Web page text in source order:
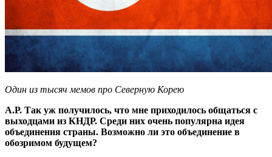
Один из тысяч мемов про Северную Корею
А.Р. Так уж получилось, что мне приходилось общаться с
выходцами из КНДР. Среди них очень популярна идея
объединения страны. Возможно ли это объединение в
обозримом будущем?